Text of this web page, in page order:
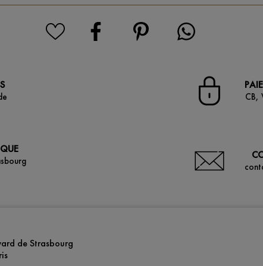
CB,
de Strasbourg